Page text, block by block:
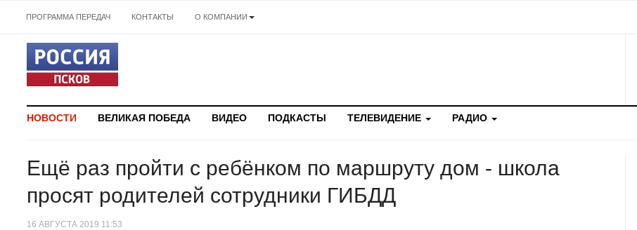
ПРОГРАММА ПЕРЕДАЧ КОНТАКТЫ О КОМПАНИИ
НОВОСТИ ВЕЛИКАЯ ПОБЕДА ВИДЕО ПОДКАСТЫ ТЕЛЕВИДЕНИЕ РАДИО
Ещё раз пройти с ребёнком по маршруту дом - школа
просят родителей сотрудники ГИБДД
16 АВГУСТА 2019 11:53